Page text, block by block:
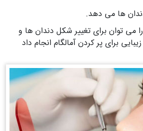
ها می دهد.
می توان برای تغییر شکل دندان ها و
برای پر کردن آمالگام انجام داد